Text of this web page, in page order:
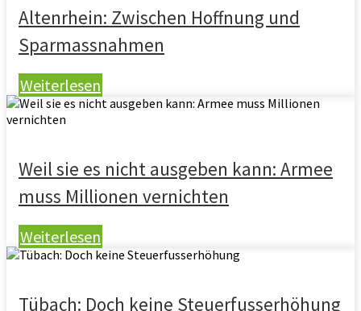
Altenrhein: Zwischen Hoffnung und
Sparmassnahmen
Weiterlesen
Weil sie es nicht ausgeben kann: Armee
muss Millionen vernichten
Weiterlesen
Tübach: Doch keine Steuerfusserhöhung